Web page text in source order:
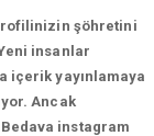
şöhretini
insanlar
içerik yayınlamaya
Ancak
instagram